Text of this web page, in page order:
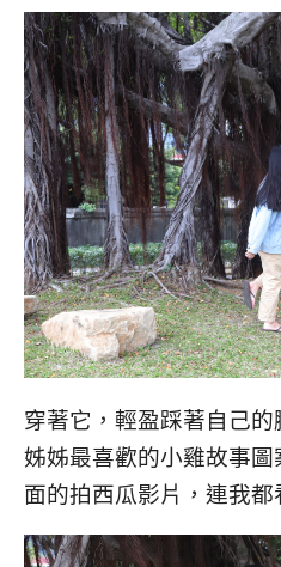
穿著它，輕盈踩著自己
姊姊最喜歡的小雞故事
面的拍西瓜影片，連我都